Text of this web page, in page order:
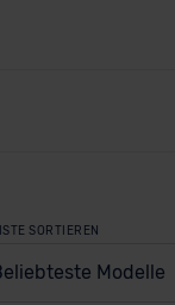
SORTIEREN
Modelle